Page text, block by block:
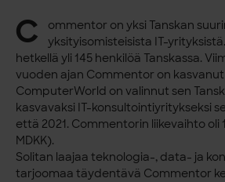
C
ommentor on yksi Tanskan
yksityisomisteisista IT-
hetkellä yli 145 henkilöä Tanskassa.
vuoden ajan Commentor on kasvanut
ComputerWorld on valinnut sen
kasvavaksi IT-konsultointiyritykseksi
että 2021. Commentorin liikevaihto oli
MDKK).
Solitan laajaa teknologia-, data- ja
tarjoomaa täydentävä Commentor